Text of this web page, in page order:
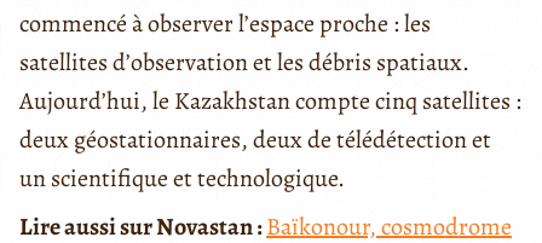
commencé à observer l’espace proche : les
satellites d’observation et les débris spatiaux.
Aujourd’hui, le Kazakhstan compte cinq satellites :
deux géostationnaires, deux de télédétection et
un scientifique et technologique.
Lire aussi sur Novastan :Baïkonour, cosmodrome